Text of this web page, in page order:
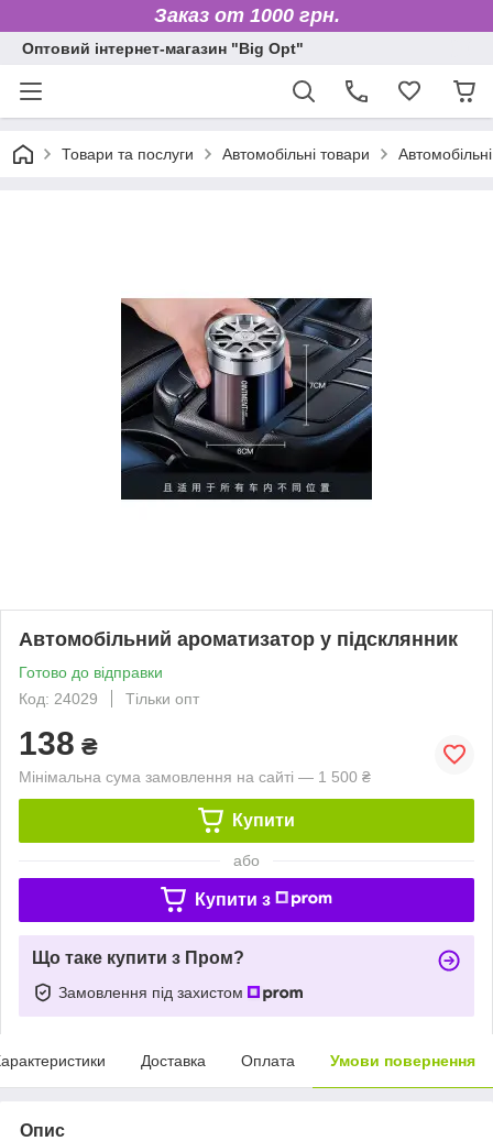
Заказ от 1000 грн.
Оптовий інтернет-магазин "Big Opt"
Товари та послуги Автомобільні товари
Автомобільний ароматизатор у підсклянник
Готово до відправки
Код: 24029
Тільки опт
138 ₴
Мінімальна сума замовлення на сайті — 1 500 ₴
Купити
або
Купити з
Що таке купити з Пром?
Замовлення під захистом
Доставка Оплата Умови повернення
Опис